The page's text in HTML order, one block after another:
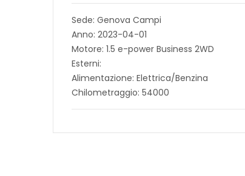
Sede: Genova Campi
Anno: 2023-04-01
Motore: 1.5 e-power Business 2WD
Esterni:
Alimentazione: Elettrica/Benzina
Chilometraggio: 54000